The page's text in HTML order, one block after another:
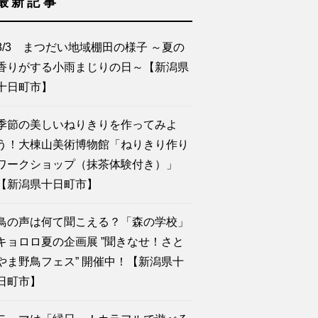
3 まつだい地域棚田の様子 ～夏の
りがする小雨まじりの日～【新潟県
日町市】
節の美しいねりきりを作ってみよ
！大棟山美術博物館「ねりきり作り
ークショップ（抹茶体験付き）」
新潟県十日町市】
の声は何て聞こえる？「森の学校」
ョロロ夏の企画展 ”聞きなせ！さと
ま野鳥フェス” 開催中！【新潟県十
町市】